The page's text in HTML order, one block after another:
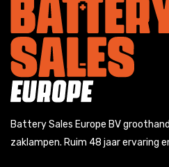
Battery Sales Europe BV
zaklampen. Ruim 48 jaar ervaring